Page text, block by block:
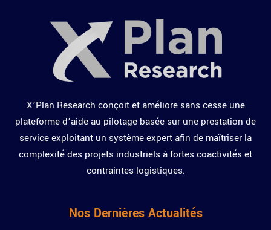
X’Plan Research conçoit et améliore sans cesse une
plateforme d’aide au pilotage basée sur une prestation de
service exploitant un système expert afin de maîtriser la
complexité des projets industriels à fortes coactivités et
contraintes logistiques.
Nos Dernières Actualités